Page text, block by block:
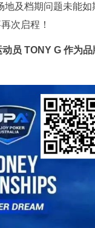
及档期问题未能
次启程！
员 TONY G 作为